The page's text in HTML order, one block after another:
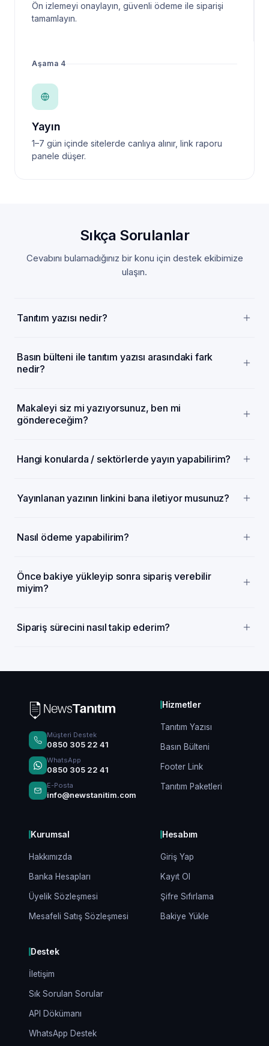
Ön izlemeyi onaylayın, güvenli ödeme ile siparişi
tamamlayın.
Aşama 4
Yayın
1–7 gün içinde sitelerde canlıya alınır, link raporu
panele düşer.
Sıkça Sorulanlar
Cevabını bulamadığınız bir konu için destek ekibimize
ulaşın.
Tanıtım yazısı nedir?
Basın bülteni ile tanıtım yazısı arasındaki fark
nedir?
Makaleyi siz mi yazıyorsunuz, ben mi
göndereceğim?
Hangi konularda / sektörlerde yayın yapabilirim?
Yayınlanan yazının linkini bana iletiyor musunuz?
Nasıl ödeme yapabilirim?
Önce bakiye yükleyip sonra sipariş verebilir
miyim?
Sipariş sürecini nasıl takip ederim?
Müşteri Destek
0850 305 22 41
WhatsApp
0850 305 22 41
E-Posta
info@newstanitim.com
Hizmetler
Tanıtım Yazısı
Basın Bülteni
Footer Link
Tanıtım Paketleri
Kurumsal
Hakkımızda
Banka Hesapları
Üyelik Sözleşmesi
Mesafeli Satış Sözleşmesi
Hesabım
Giriş Yap
Kayıt Ol
Şifre Sıfırlama
Bakiye Yükle
Destek
İletişim
Sık Sorulan Sorular
API Dökümanı
WhatsApp Destek